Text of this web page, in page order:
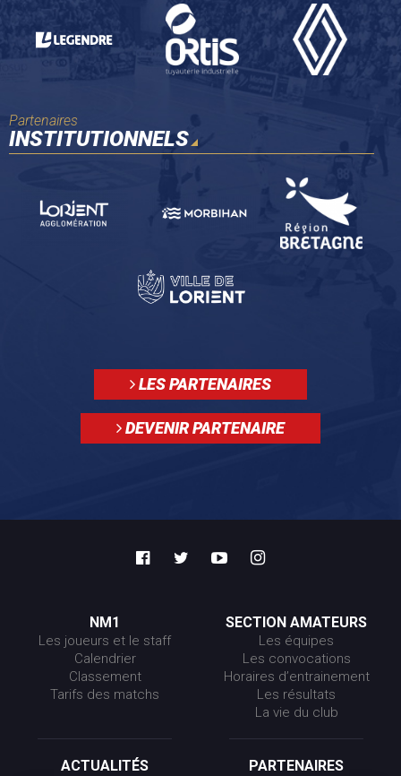
Partenaires
INSTITUTIONNELS
LES PARTENAIRES
DEVENIR PARTENAIRE
NM1
Les joueurs et le staff
Calendrier
Classement
Tarifs des matchs
SECTION AMATEURS
Les équipes
Les convocations
Horaires d’entrainement
Les résultats
La vie du club
ACTUALITÉS PARTENAIRES